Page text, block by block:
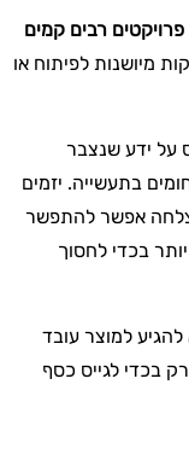
פרויקטים רבים קמים
מיושנות לפיתוח או
על ידע שנצבר
בתעשייה. יזמים
אפשר להתפשר
בכדי לחסוך
למוצר עובד
בכדי לגייס כסף